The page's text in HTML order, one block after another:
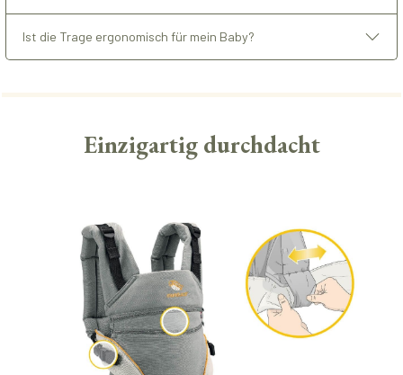
Ist die Trage ergonomisch für mein Baby?
Einzigartig durchdacht